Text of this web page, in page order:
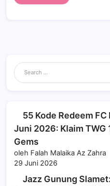
55 Kode Redeem
Juni 2026: Klaim TWG
Gems
oleh Falah Malaika Az Zahra
29 Juni 2026
Jazz Gunung